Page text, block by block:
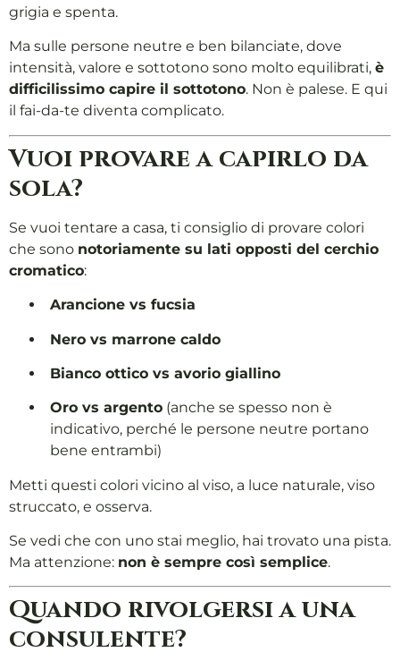
grigia e spenta.
Ma sulle persone neutre e ben bilanciate, dove
intensità, valore e sottotono sono molto equilibrati, è
difficilissimo capire il sottotono. Non è palese. E qui
il fai-da-te diventa complicato.
Vuoi provare a capirlo da
sola?
Se vuoi tentare a casa, ti consiglio di provare colori
che sono notoriamente su lati opposti del cerchio
cromatico:
Arancione vs fucsia
Nero vs marrone caldo
Bianco ottico vs avorio giallino
Oro vs argento (anche se spesso non è
indicativo, perché le persone neutre portano
bene entrambi)
Metti questi colori vicino al viso, a luce naturale, viso
struccato, e osserva.
Se vedi che con uno stai meglio, hai trovato una pista.
Ma attenzione: non è sempre così semplice.
Quando rivolgersi a una
consulente?